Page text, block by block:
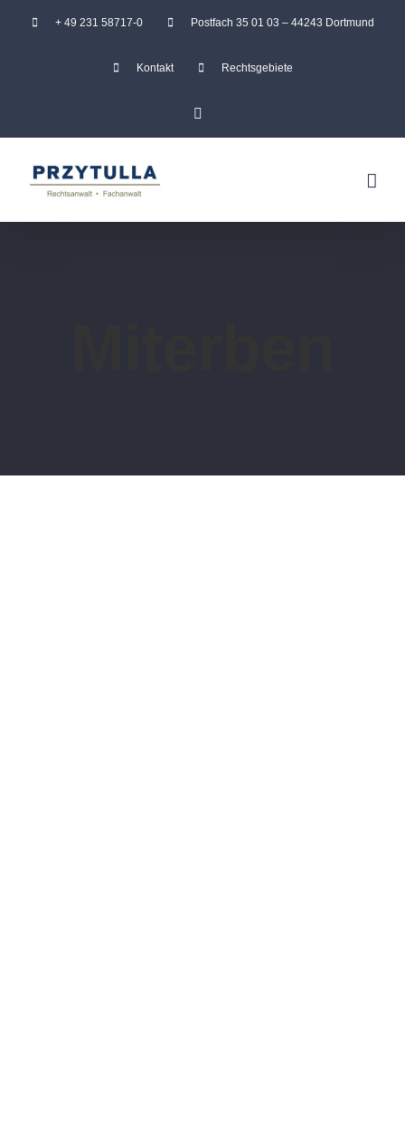
+ 49 231 58717-0 Postfach 35 01 03 – 44243 Dortmund
Kontakt Rechtsgebiete